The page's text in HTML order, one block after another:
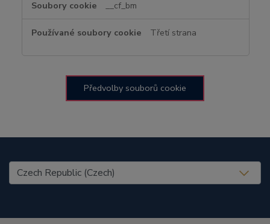
__cf_bm
Třetí strana
Předvolby souborů cookie
United States (EN)